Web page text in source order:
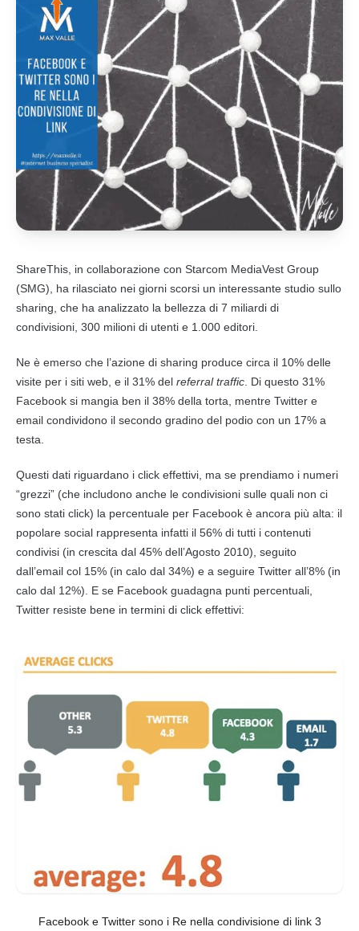
ShareThis, in collaborazione con Starcom MediaVest Group
(SMG), ha rilasciato nei giorni scorsi un interessante studio sullo
sharing, che ha analizzato la bellezza di 7 miliardi di
condivisioni, 300 milioni di utenti e 1.000 editori.
Ne è emerso che l’azione di sharing produce circa il 10% delle
visite per i siti web, e il 31% del referral traffic . Di questo 31%
Facebook si mangia ben il 38% della torta, mentre Twitter e
email condividono il secondo gradino del podio con un 17% a
testa.
Questi dati riguardano i click effettivi, ma se prendiamo i numeri
“grezzi” (che includono anche le condivisioni sulle quali non ci
sono stati click) la percentuale per Facebook è ancora più alta: il
popolare social rappresenta infatti il 56% di tutti i contenuti
condivisi (in crescita dal 45% dell’Agosto 2010), seguito
dall’email col 15% (in calo dal 34%) e a seguire Twitter all’8% (in
calo dal 12%). E se Facebook guadagna punti percentuali,
Twitter resiste bene in termini di click effettivi:
Facebook e Twitter sono i Re nella condivisione di link 3